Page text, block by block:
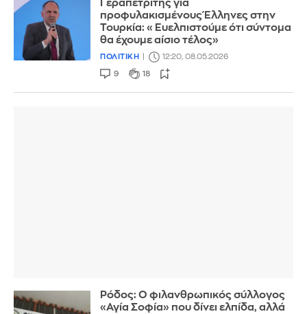
Γεραπετρίτης για
προφυλακισμένους Έλληνες στην
Τουρκία: «Ευελπιστούμε ότι σύντομα
θα έχουμε αίσιο τέλος»
ΠΟΛΙΤΙΚΗ 12:20, 08.05.2026
9 18
Ρόδος: Ο φιλανθρωπικός σύλλογος
«Αγία Σοφία» που δίνει ελπίδα, αλλά